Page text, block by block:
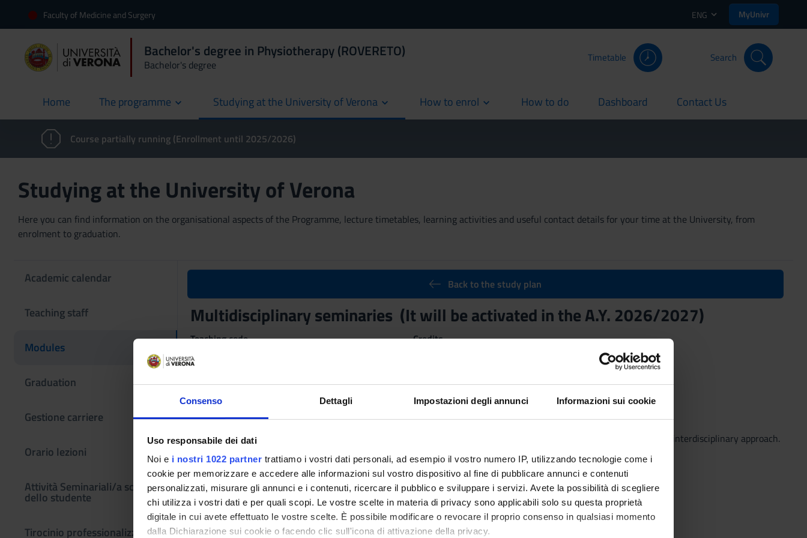
Consenso Dettagli Impostazioni degli annunci Informazioni sui cookie
Uso responsabile dei dati
Noi e i nostri 1022 partner trattiamo i vostri dati personali, ad esempio il vostro numero IP, utilizzando tecnologie come i
cookie per memorizzare e accedere alle informazioni sul vostro dispositivo al fine di pubblicare annunci e contenuti
personalizzati, misurare gli annunci e i contenuti, ricercare il pubblico e sviluppare i servizi. Avete la possibilità di scegliere
chi utilizza i vostri dati e per quali scopi. Le vostre scelte in materia di privacy sono applicabili solo su questa proprietà
digitale in cui avete effettuato le vostre scelte. È possibile modificare o revocare il proprio consenso in qualsiasi momento
dalla Dichiarazione sui cookie o facendo clic sull'icona di attivazione della privacy.
Faculty of Medicine and Surgery ENG MyUnivr
Bachelor's degree in Physiotherapy (ROVERETO)
Bachelor's degree
Timetable Search
Home
current The programme Studying at the University of Verona How to enrol How to do
current Dashboard
current Contact Us
current
Course partially running (Enrollment until 2025/2026)
Studying at the University of Verona
Here you can find information on the organisational aspects of the Programme, lecture timetables, learning activities and useful contact details for your time at the University, from
enrolment to graduation.
Academic calendar
Teaching staff
Modules
Graduation
Gestione carriere
Orario lezioni
Attività Seminariali/a scelta
dello studente
Tirocinio professionalizzante
Back to the study plan
Multidisciplinary seminaries (It will be activated in the A.Y. 2026/2027)
Teaching code
4S007391
Credits
Learning objectives
Seminars are teaching activities that deal with in-depth topics relevant to the Degree Course curriculum, also with an interdisciplinary approach.
They may be conducted jointly by several lecturers, even from different SSD sectors.